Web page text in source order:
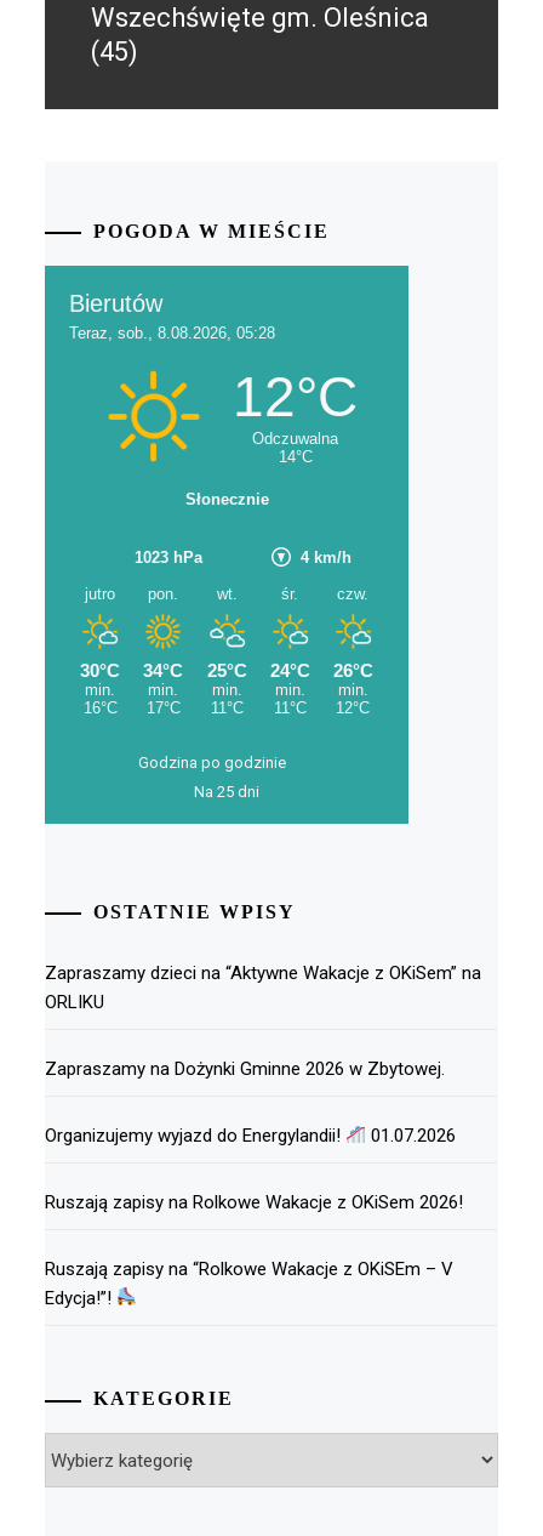
Wszechświęte gm. Oleśnica
(45)
POGODA W MIEŚCIE
Godzina po godzinie
Na 25 dni
OSTATNIE WPISY
Zapraszamy dzieci na “Aktywne Wakacje z OKiSem” na
ORLIKU
Zapraszamy na Dożynki Gminne 2026 w Zbytowej.
Organizujemy wyjazd do Energylandii! 01.07.2026
Ruszają zapisy na Rolkowe Wakacje z OKiSem 2026!
Ruszają zapisy na “Rolkowe Wakacje z OKiSEm – V
Edycja!”!
KATEGORIE